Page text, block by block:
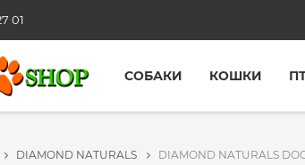
01
СОБАКИ КОШКИ
DIAMOND NATURALS DIAMOND NATURALS